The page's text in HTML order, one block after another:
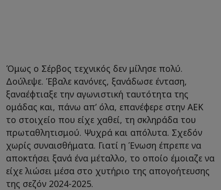
Όμως ο Σέρβος τεχνικός δεν μίλησε πολύ.
Δούλεψε. Έβαλε κανόνες, ξανάδωσε ένταση,
ξαναέφτιαξε την αγωνιστική ταυτότητα της
ομάδας και, πάνω απ’ όλα, επανέφερε στην ΑΕΚ
το στοιχείο που είχε χαθεί, τη σκληράδα του
πρωταθλητισμού. Ψυχρά και απόλυτα. Σχεδόν
χωρίς συναισθήματα. Γιατί η Ένωση έπρεπε να
αποκτήσει ξανά ένα μέταλλο, το οποίο έμοιαζε να
είχε λιώσει μέσα στο χυτήριο της απογοήτευσης
της σεζόν 2024-2025.